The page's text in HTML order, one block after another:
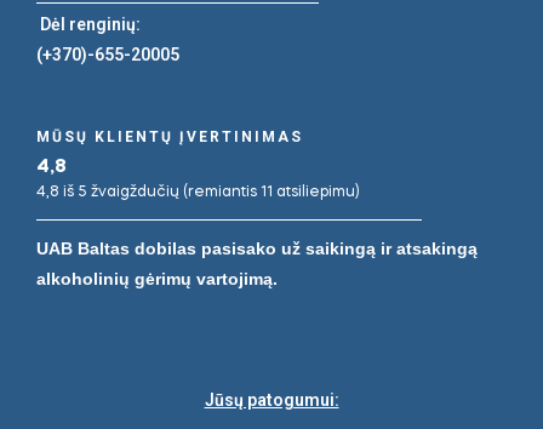
Dėl renginių:
(+370)-655-20005
MŪSŲ KLIENTŲ ĮVERTINIMAS
4,8
4,8 iš 5 žvaigždučių (remiantis 11 atsiliepimu)
UAB Baltas dobilas pasisako už saikingą ir atsakingą
alkoholinių gėrimų vartojimą.
Jūsų patogumui: